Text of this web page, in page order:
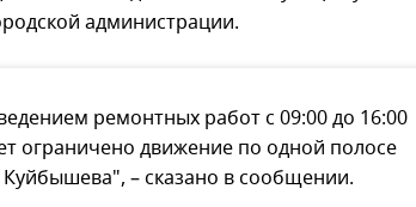
администрации.
ремонтных работ с 09:00 до 16:00
ограничено движение по одной полосе
Куйбышева", – сказано в сообщении.